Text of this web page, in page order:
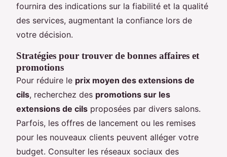
fournira des indications sur la fiabilité et la qualité
des services, augmentant la confiance lors de
votre décision.
Stratégies pour trouver de bonnes affaires et
promotions
Pour réduire le prix moyen des extensions de
cils, recherchez des promotions sur les
extensions de cils proposées par divers salons.
Parfois, les offres de lancement ou les remises
pour les nouveaux clients peuvent alléger votre
budget. Consulter les réseaux sociaux des